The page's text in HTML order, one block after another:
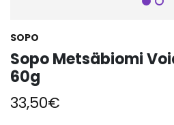
SOPO
Sopo Metsäbiomi
60g
33,50€